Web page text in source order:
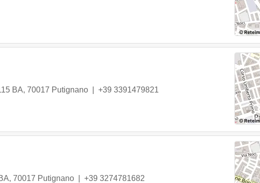
BA, 70017 Putignano +39 3391479821
, 70017 Putignano +39 3274781682